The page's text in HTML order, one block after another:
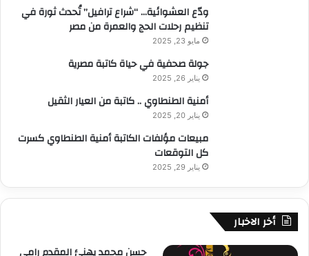
ودّع العشوائية… “شراع ترافيل” تُحدث ثورة في
تنظيم رحلات الحج والعمرة من مصر
مايو 23, 2025
جولة صحفية في حياة كاتبة مصرية
يناير 26, 2025
أمنية الطنطاوي .. كاتبة من العيار الثقيل
يناير 20, 2025
مبيعات مؤلفات الكاتبة أمنية الطنطاوي كسرت
كل التوقعات
يناير 29, 2025
أخر الاخبار